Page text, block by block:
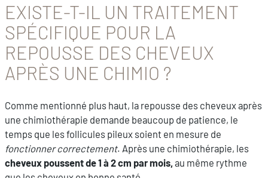
EXISTE-T-IL UN TRAITEMENT
SPÉCIFIQUE POUR LA
REPOUSSE DES CHEVEUX
APRÈS UNE CHIMIO ?
Comme mentionné plus haut, la repousse des cheveux après
une chimiothérapie demande beaucoup de patience, le
temps que les follicules pileux soient en mesure de
fonctionner correctement. Après une chimiothérapie, les
cheveux poussent de 1 à 2 cm par mois, au même rythme